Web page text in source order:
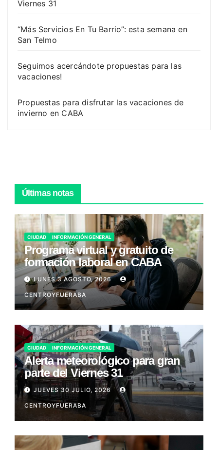
Viernes 31
“Más Servicios En Tu Barrio”: esta semana en
San Telmo
Seguimos acercándote propuestas para las
vacaciones!
Propuestas para disfrutar las vacaciones de
invierno en CABA
Últimas notas
CIUDAD INFORMACIÓN GENERAL
Programa virtual y gratuito de
formación laboral en CABA
LUNES 3 AGOSTO, 2026
CENTROYFUERABA
CIUDAD INFORMACIÓN GENERAL
Alerta meteorológico para gran
parte del Viernes 31
JUEVES 30 JULIO, 2026
CENTROYFUERABA